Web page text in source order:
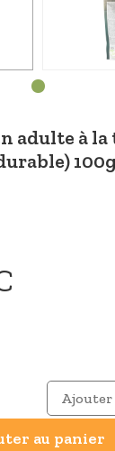
adulte à
au panier